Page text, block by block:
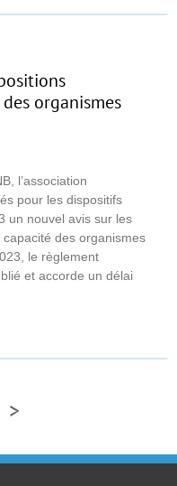
organismes
l’association
pour les dispositifs
un nouvel avis sur les
des organismes
le règlement
et accorde un délai
>